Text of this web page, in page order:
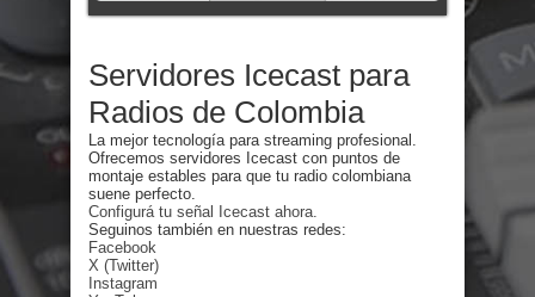
Servidores Icecast para
Radios de Colombia
La mejor tecnología para streaming profesional.
Ofrecemos servidores Icecast con puntos de
montaje estables para que tu radio colombiana
suene perfecto.
Configurá tu señal Icecast ahora.
Seguinos también en nuestras redes:
Facebook
X (Twitter)
Instagram